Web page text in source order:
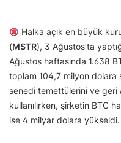
Halka açık en büyük
(MSTR), 3 Ağustos’ta
Ağustos haftasında 1.638
toplam 104,7 milyon dolara
senedi temettülerini ve geri
kullanılırken, şirketin BTC
ise 4 milyar dolara yükseldi.